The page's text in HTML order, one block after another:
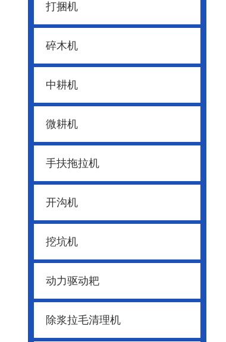
打捆机
碎木机
中耕机
微耕机
手扶拖拉机
开沟机
挖坑机
动力驱动耙
除浆拉毛清理机